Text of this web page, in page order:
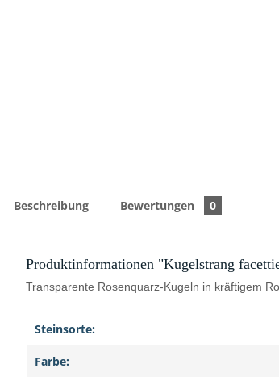
Beschreibung Bewertungen 0
Produktinformationen "Kugelstrang
Transparente Rosenquarz-Kugeln in kräftigem
Steinsorte:
Farbe: